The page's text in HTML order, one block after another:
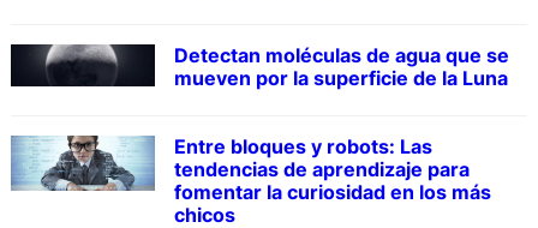
Detectan moléculas de agua que se
mueven por la superficie de la Luna
Entre bloques y robots: Las
tendencias de aprendizaje para
fomentar la curiosidad en los más
chicos